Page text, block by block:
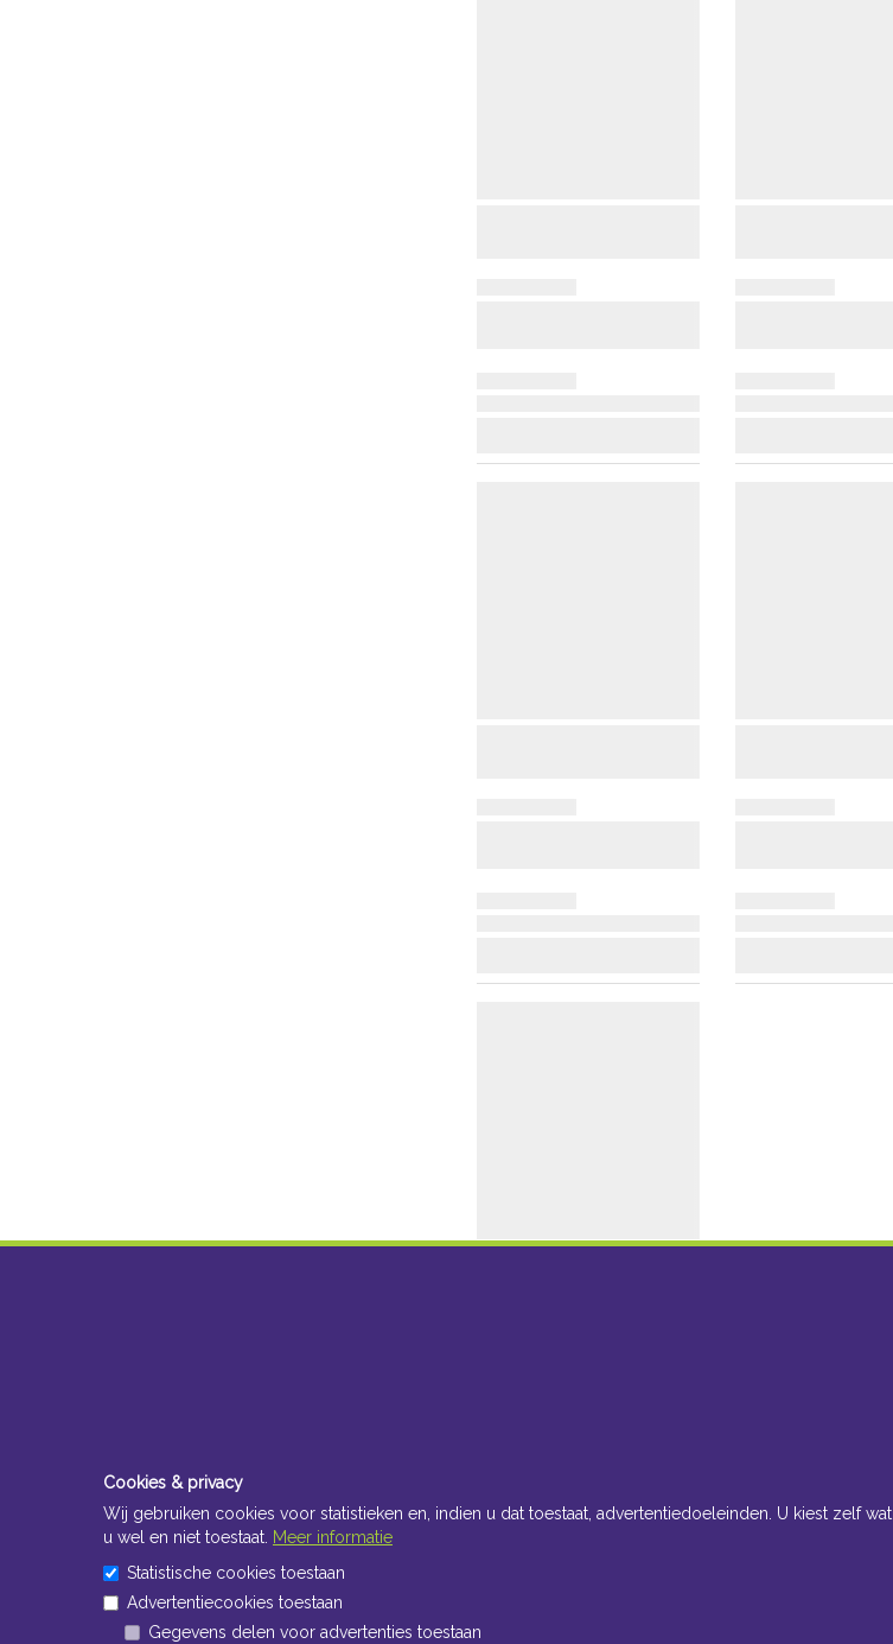
Cookies & privacy
Wij gebruiken cookies voor statistieken en, indien u dat toestaat, advertentiedoeleinden. U kiest zelf wat
u wel en niet toestaat. Meer informatie
Statistische cookies toestaan
Advertentiecookies toestaan
Gegevens delen voor advertenties toestaan